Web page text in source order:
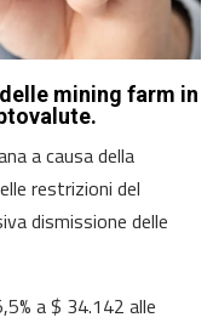
mining farm in
a causa della
restrizioni del
dismissione delle
a $ 34.142 alle